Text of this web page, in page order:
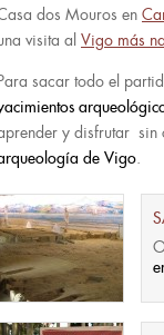
dos Mouros en
visita al Vigo más
sacar todo el
y disfrutar sin
de Vigo.